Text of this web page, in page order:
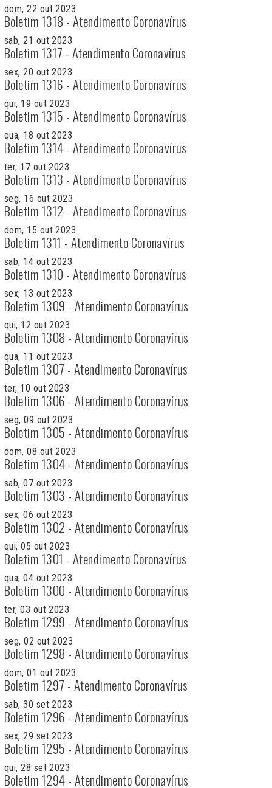
dom, 22 out 2023
Boletim 1318 - Atendimento Coronavírus
sab, 21 out 2023
Boletim 1317 - Atendimento Coronavírus
sex, 20 out 2023
Boletim 1316 - Atendimento Coronavírus
qui, 19 out 2023
Boletim 1315 - Atendimento Coronavírus
qua, 18 out 2023
Boletim 1314 - Atendimento Coronavírus
ter, 17 out 2023
Boletim 1313 - Atendimento Coronavírus
seg, 16 out 2023
Boletim 1312 - Atendimento Coronavírus
dom, 15 out 2023
Boletim 1311 - Atendimento Coronavírus
sab, 14 out 2023
Boletim 1310 - Atendimento Coronavírus
sex, 13 out 2023
Boletim 1309 - Atendimento Coronavírus
qui, 12 out 2023
Boletim 1308 - Atendimento Coronavírus
qua, 11 out 2023
Boletim 1307 - Atendimento Coronavírus
ter, 10 out 2023
Boletim 1306 - Atendimento Coronavírus
seg, 09 out 2023
Boletim 1305 - Atendimento Coronavírus
dom, 08 out 2023
Boletim 1304 - Atendimento Coronavírus
sab, 07 out 2023
Boletim 1303 - Atendimento Coronavírus
sex, 06 out 2023
Boletim 1302 - Atendimento Coronavírus
qui, 05 out 2023
Boletim 1301 - Atendimento Coronavírus
qua, 04 out 2023
Boletim 1300 - Atendimento Coronavírus
ter, 03 out 2023
Boletim 1299 - Atendimento Coronavírus
seg, 02 out 2023
Boletim 1298 - Atendimento Coronavírus
dom, 01 out 2023
Boletim 1297 - Atendimento Coronavírus
sab, 30 set 2023
Boletim 1296 - Atendimento Coronavírus
sex, 29 set 2023
Boletim 1295 - Atendimento Coronavírus
qui, 28 set 2023
Boletim 1294 - Atendimento Coronavírus